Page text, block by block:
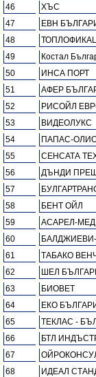
46
ХЪС
47
ЕВН
48
49
Костал
50
ИНСА ПОРТ
51
АФЕР
52
РИСОЙЛ
53
ВИДЕОЛУКС
54
ПАПАС-
55
СЕНСАТА
56
ДЪНДИ
57
58
БЕНТ ОЙЛ
59
АСАРЕЛ-
60
61
ТАБАКО
62
ШЕЛ
63
БИОВЕТ
64
ЕКО
65
ТЕКЛАС -
66
БТЛ
67
68
ИДЕАЛ